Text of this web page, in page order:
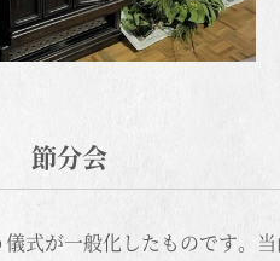
節分会
式が一般化したものです。